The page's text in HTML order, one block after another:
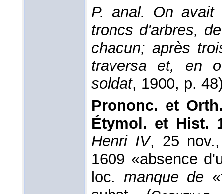
P. anal. On avait
troncs d'arbres,
chacun; après
traversa et, en
soldat, 1900, p.
Prononc. et
Étymol. et Hist.
Henri IV, 25
1609 «absence
loc. manque de